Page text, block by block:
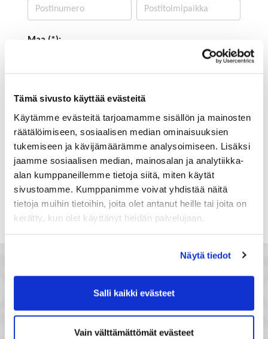
Tämä sivusto käyttää evästeitä
Käytämme evästeitä tarjoamamme sisällön ja mainosten
räätälöimiseen, sosiaalisen median ominaisuuksien
tukemiseen ja kävijämäärämme analysoimiseen. Lisäksi
jaamme sosiaalisen median, mainosalan ja analytiikka-
alan kumppaneillemme tietoja siitä, miten käytät
sivustoamme. Kumppanimme voivat yhdistää näitä
tietoja muihin tietoihin, joita olet antanut heille tai joita on
kerätty, kun olet käyttänyt heidän palvelujaan.
Näytä tiedot
Salli kaikki evästeet
Vain välttämättömät evästeet
Maa (*):
Haluan tilata Satakunnan kauppakamari
uutiskirjeen
Olen lukenut Satakunnan kauppakamarin
tietosuojaselosteenja hyväksyn henkilötietojeni
käsittelyn (*)
(*) Tieto on pakollinen